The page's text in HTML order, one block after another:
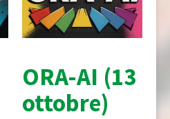
ORA-AI (13
ottobre)